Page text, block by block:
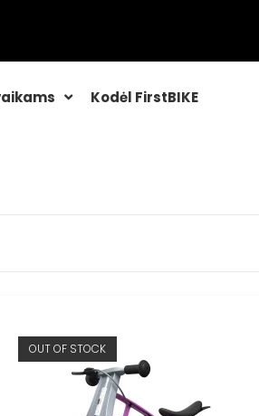
Kodėl FirstBIKE
OUT OF STOCK